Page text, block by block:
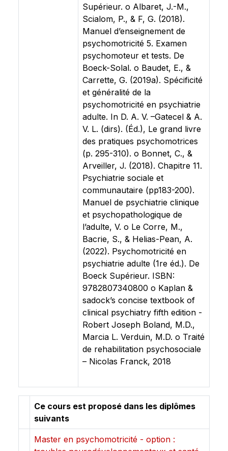
Supérieur. o Albaret, J.-M.,
Scialom, P., & F, G. (2018).
Manuel d’enseignement de
psychomotricité 5. Examen
psychomoteur et tests. De
Boeck-Solal. o Baudet, E., &
Carrette, G. (2019a). Spécificité
et généralité de la
psychomotricité en psychiatrie
adulte. In D. A. V. –Gatecel & A.
V. L. (dirs). (Éd.), Le grand livre
des pratiques psychomotrices
(p. 295-310). o Bonnet, C., &
Arveiller, J. (2018). Chapitre 11.
Psychiatrie sociale et
communautaire (pp183-200).
Manuel de psychiatrie clinique
et psychopathologique de
l’adulte, V. o Le Corre, M.,
Bacrie, S., & Helias-Pean, A.
(2022). Psychomotricité en
psychiatrie adulte (1re éd.). De
Boeck Supérieur. ISBN:
9782807340800 o Kaplan &
sadock’s concise textbook of
clinical psychiatry fifth edition -
Robert Joseph Boland, M.D.,
Marcia L. Verduin, M.D. o Traité
de rehabilitation psychosociale
– Nicolas Franck, 2018
Ce cours est proposé dans les diplômes
suivants
Master en psychomotricité - option :